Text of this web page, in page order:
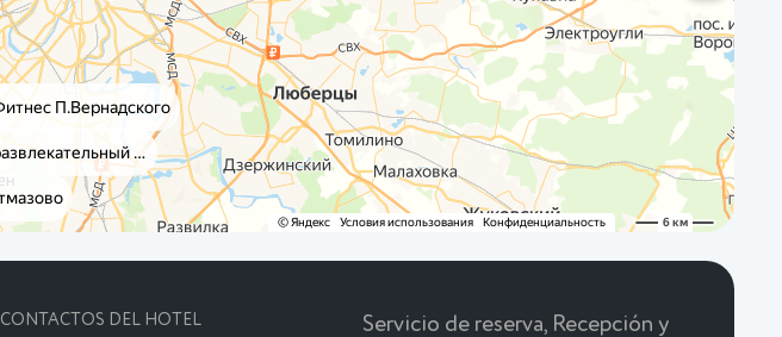
CONTACTOS DEL HOTEL
Servicio de reserva, Recepción y